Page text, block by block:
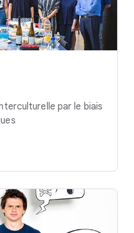
par le biais